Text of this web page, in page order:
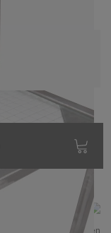
und schmalen